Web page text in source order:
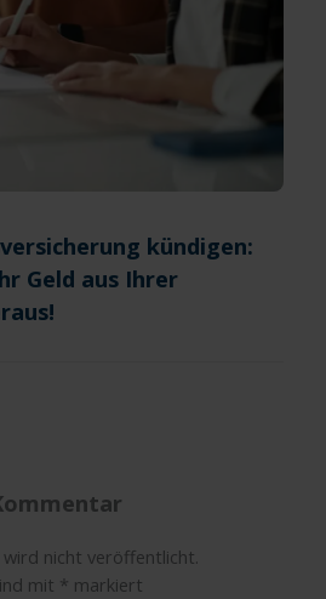
kündigen:
Geld aus Ihrer
wird nicht veröffentlicht.
mit * markiert